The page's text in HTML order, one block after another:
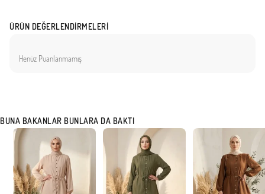
ÜRÜN DEĞERLENDIRMELERI
Henüz Puanlanmamış
BUNA BAKANLAR BUNLARA DA BAKTI